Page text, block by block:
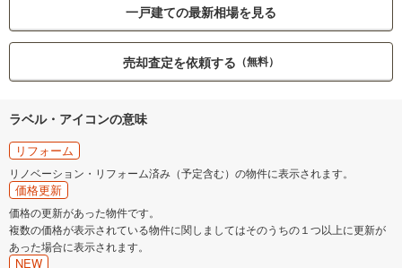
一戸建ての最新相場を見る
売却査定を依頼する （無料）
ラベル・アイコンの意味
リフォーム
リノベーション・リフォーム済み（予定含む）の物件に表示されます。
価格更新
価格の更新があった物件です。
複数の価格が表示されている物件に関しましてはそのうちの１つ以上に更新が
あった場合に表示されます。
NEW